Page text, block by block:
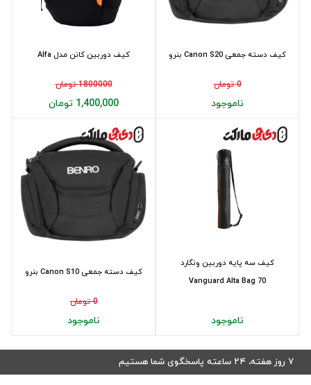
کیف دوربین کانن مدل Alfa
1800000 تومان
1,400,000 تومان
کیف دسته جمعی Canon S20 بنرو
0 تومان
ناموجود
کیف دسته جمعی Canon S10 بنرو
0 تومان
ناموجود
کیف سه پایه دوربین ونگارد
Vanguard Alta Bag 70
ناموجود
۷ روز هفته، ۲۴ ساعته پاسخگوی شما هستیم